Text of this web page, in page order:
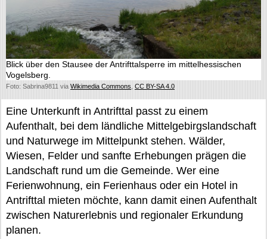
Blick über den Stausee der Antrifttalsperre im mittelhessischen
Vogelsberg.
Foto: Sabrina9811 via Wikimedia Commons CC BY-SA 4.0
Eine Unterkunft in Antrifttal passt zu einem
Aufenthalt, bei dem ländliche Mittelgebirgslandschaft
und Naturwege im Mittelpunkt stehen. Wälder,
Wiesen, Felder und sanfte Erhebungen prägen die
Landschaft rund um die Gemeinde. Wer eine
Ferienwohnung, ein Ferienhaus oder ein Hotel in
Antrifttal mieten möchte, kann damit einen Aufenthalt
zwischen Naturerlebnis und regionaler Erkundung
planen.